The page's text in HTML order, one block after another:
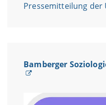
Pressemitteilung der
Bamberger